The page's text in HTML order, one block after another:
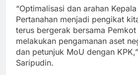
“Optimalisasi dan arahan
Pertanahan menjadi pengikat
terus bergerak bersama
melakukan pengamanan aset
dan petunjuk MoU dengan
Saripudin.